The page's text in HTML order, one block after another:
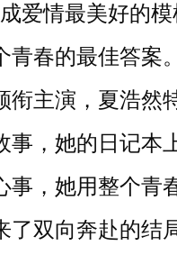
爱情最美好的
青春的最佳答案
衔主演，夏浩然
事，她的日记本
事，她用整个青
了双向奔赴的结